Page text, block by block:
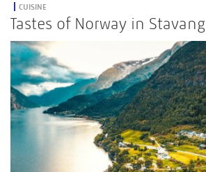
CUISINE
Tastes of Norway in